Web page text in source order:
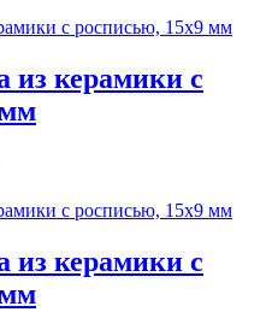
из керамики с
из керамики с